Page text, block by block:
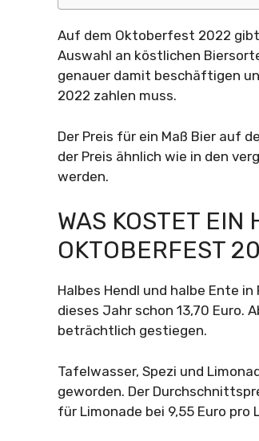
Auf dem Oktoberfest 2022
Auswahl an köstlichen
genauer damit beschäftigen
2022 zahlen muss.
Der Preis für ein Maß Bier auf
der Preis ähnlich wie in den
werden.
WAS KOSTET
OKTOBERFEST
Halbes Hendl und halbe Ente
dieses Jahr schon 13,70 Euro.
beträchtlich gestiegen.
Tafelwasser, Spezi und
geworden. Der
für Limonade bei 9,55 Euro pro